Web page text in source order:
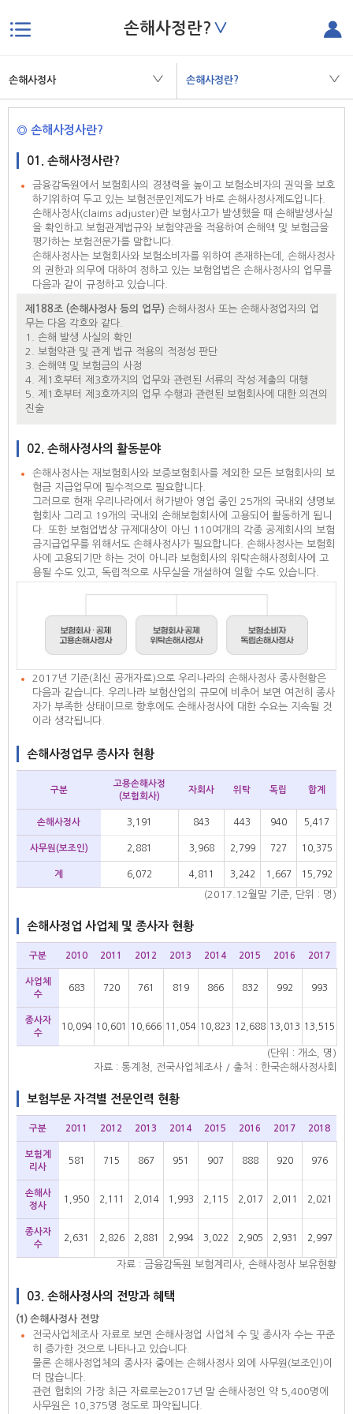
손해사정란? ∨
손해사정사 손해사정란?
◎ 손해사정사란?
01. 손해사정사란?
금융감독원에서 보험회사의 경쟁력을 높이고 보험소비자의 권익을 보호
하기위하여 두고 있는 보험전문인제도가 바로 손해사정사제도입니다.
손해사정사(claims adjuster)란 보험사고가 발생했을 때 손해발생사실
을 확인하고 보험관계법규와 보험약관을 적용하여 손해액 및 보험금을
평가하는 보험전문가를 말합니다.
손해사정사는 보험회사와 보험소비자를 위하여 존재하는데, 손해사정사
의 권한과 의무에 대하여 정하고 있는 보험업법은 손해사정사의 업무를
다음과 같이 규정하고 있습니다.
제188조 (손해사정사 등의 업무) 손해사정사 또는 손해사정업자의 업
무는 다음 각호와 같다.
1. 손해 발생 사실의 확인
2. 보험약관 및 관계 법규 적용의 적정성 판단
3. 손해액 및 보험금의 사정
4. 제1호부터 제3호까지의 업무와 관련된 서류의 작성·제출의 대행
5. 제1호부터 제3호까지의 업무 수행과 관련된 보험회사에 대한 의견의
진술
02. 손해사정사의 활동분야
손해사정사는 재보험회사와 보증보험회사를 제외한 모든 보험회사의 보
험금 지급업무에 필수적으로 필요합니다.
그러므로 현재 우리나라에서 허가받아 영업 중인 25개의 국내외 생명보
험회사 그리고 19개의 국내외 손해보험회사에 고용되어 활동하게 됩니
다. 또한 보험업법상 규제대상이 아닌 110여개의 각종 공제회사의 보험
금지급업무를 위해서도 손해사정사가 필요합니다. 손해사정사는 보험회
사에 고용되기만 하는 것이 아니라 보험회사의 위탁손해사정회사에 고
용될 수도 있고, 독립적으로 사무실을 개설하여 일할 수도 있습니다.
2017년 기준(최신 공개자료)으로 우리나라의 손해사정사 종사현황은
다음과 같습니다. 우리나라 보험산업의 규모에 비추어 보면 여전히 종사
자가 부족한 상태이므로 향후에도 손해사정사에 대한 수요는 지속될 것
이라 생각됩니다.
손해사정업무 종사자 현황
구분
고용손해사정
(보험회사)
자회사 위탁 독립 합계
손해사정사 3,191 843 443 940 5,417
사무원(보조인) 2,881 3,968 2,799 727 10,375
계 6,072 4,811 3,242 1,667 15,792
(2017.12월말 기준, 단위 : 명)
손해사정업 사업체 및 종사자 현황
구분 2010 2011 2012 2013 2014 2015 2016 2017
사업체
수
683 720 761 819 866 832 992 993
종사자
수
10,094 10,601 10,666 11,054 10,823 12,688 13,013 13,515
(단위 : 개소, 명)
자료 : 통계청, 전국사업체조사 / 출처 : 한국손해사정사회
보험부문 자격별 전문인력 현황
구분 2011 2012 2013 2014 2015 2016 2017 2018
보험계
리사
581 715 867 951 907 888 920 976
손해사
정사
1,950 2,111 2,014 1,993 2,115 2,017 2,011 2,021
종사자
수
2,631 2,826 2,881 2,994 3,022 2,905 2,931 2,997
자료 : 금융감독원 보험계리사, 손해사정사 보유현황
03. 손해사정사의 전망과 혜택
⑴ 손해사정사 전망
전국사업체조사 자료로 보면 손해사정업 사업체 수 및 종사자 수는 꾸준
히 증가한 것으로 나타나고 있습니다.
물론 손해사정업체의 종사자 중에는 손해사정사 외에 사무원(보조인)이
더 많습니다.
관련 협회의 가장 최근 자료로는2017년 말 손해사정인 약 5,400명에
사무원은 10,375명 정도로 파악됩니다.